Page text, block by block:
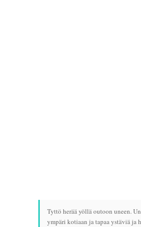
Tyttö herää yöllä outoon uneen.
ympäri kotiaan ja tapaa ystäviä ja